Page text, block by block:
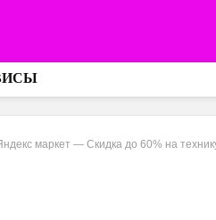
маркет — Скидка до 60% на